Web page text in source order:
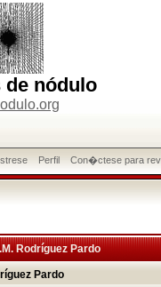
nódulo
Perfil Con�ctese para
Rodríguez Pardo
Pardo